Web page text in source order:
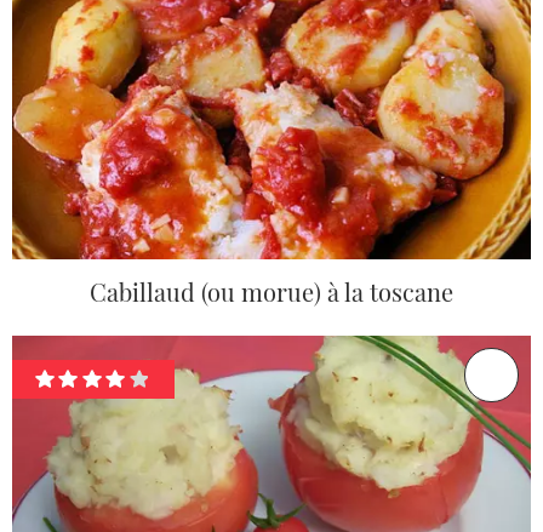
Cabillaud (ou morue) à la toscane